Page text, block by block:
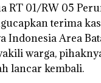
RT 01/RW 05
terima
Indonesia Area
warga,
lancar kembali.
Baja
“Double
Winner”,
Abimanyu
Melesat
Kibarkan